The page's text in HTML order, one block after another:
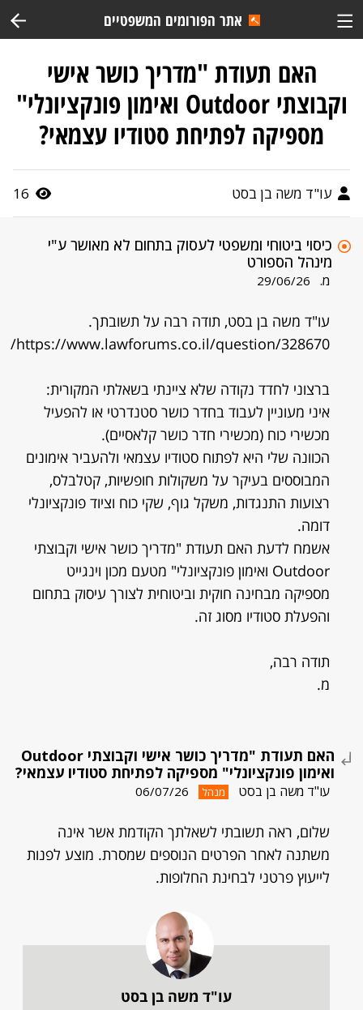
אתר הפורומים המשפטיים
האם תעודת "מדריך כושר אישי
וקבוצתי Outdoor ואימון פונקציונלי"
מספיקה לפתיחת סטודיו עצמאי?
עו"ד משה בן בסט 16
כיסוי ביטוחי ומשפטי לעסוק בתחום לא מאושר ע"י
מינהל הספורט
מ. 29/06/26
עו"ד משה בן בסט, תודה רבה על תשובתך.
https://www.lawforums.co.il/question/328670/
ברצוני לחדד נקודה שלא ציינתי בשאלתי המקורית:
איני מעוניין לעבוד בחדר כושר סטנדרטי או להפעיל
מכשירי כוח (מכשירי חדר כושר קלאסיים).
הכוונה שלי היא לפתוח סטודיו עצמאי ולהעביר אימונים
המבוססים בעיקר על משקולות חופשיות, קטלבלס,
רצועות התנגדות, משקל גוף, שקי כוח וציוד פונקציונלי
דומה.
אשמח לדעת האם תעודת "מדריך כושר אישי וקבוצתי
Outdoor ואימון פונקציונלי" מטעם מכון וינגייט
מספיקה מבחינה חוקית וביטוחית לצורך עיסוק בתחום
והפעלת סטודיו מסוג זה.
תודה רבה,
מ.
האם תעודת "מדריך כושר אישי וקבוצתי Outdoor
ואימון פונקציונלי" מספיקה לפתיחת סטודיו עצמאי?
עו"ד משה בן בסט מנהל 06/07/26
שלום, ראה תשובתי לשאלתך הקודמת אשר אינה
משתנה לאחר הפרטים הנוספים שמסרת. מוצע לפנות
לייעוץ פרטני לבחינת החלופות.
עו"ד משה בן בסט